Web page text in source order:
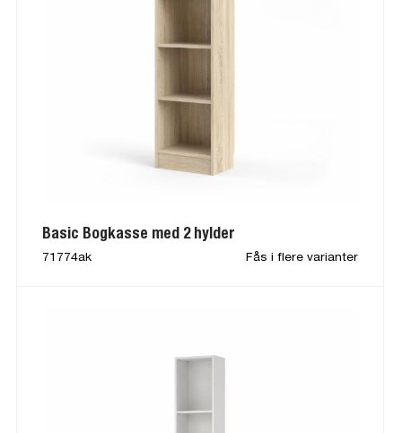
Basic Bogkasse med 2 hylder
71774ak Fås i flere varianter